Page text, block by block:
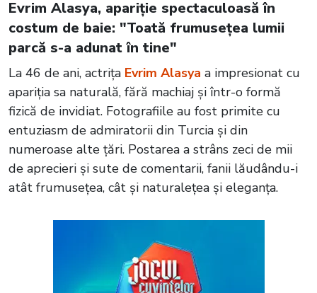
Evrim Alasya, apariție spectaculoasă în
costum de baie: "Toată frumusețea lumii
parcă s-a adunat în tine"
La 46 de ani, actrița Evrim Alasya a impresionat cu
apariția sa naturală, fără machiaj și într-o formă
fizică de invidiat. Fotografiile au fost primite cu
entuziasm de admiratorii din Turcia și din
numeroase alte țări. Postarea a strâns zeci de mii
de aprecieri și sute de comentarii, fanii lăudându-i
atât frumusețea, cât și naturalețea și eleganța.